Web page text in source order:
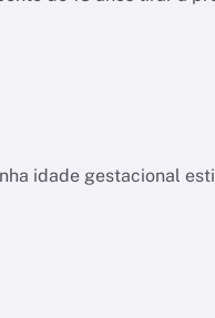
idade gestacional